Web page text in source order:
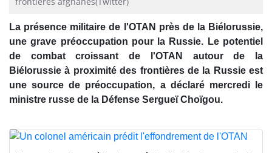
La présence militaire de l'OTAN près de la Biélorussie,
une grave préoccupation pour la Russie. Le potentiel
de combat croissant de l'OTAN autour de la
Biélorussie à proximité des frontières de la Russie est
une source de préoccupation, a déclaré mercredi le
ministre russe de la Défense Sergueï Choïgou.